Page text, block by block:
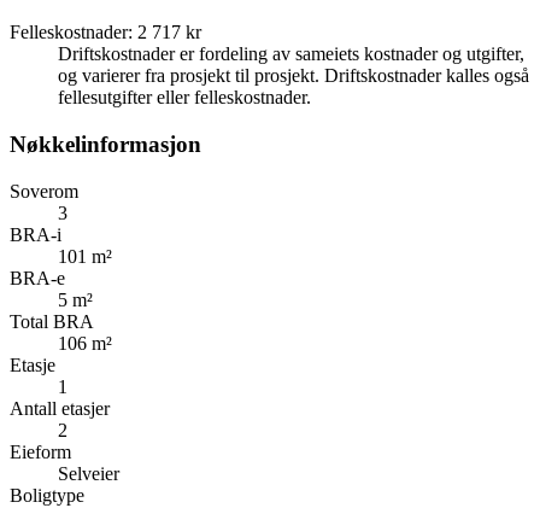
Felleskostnader: 2 717 kr
Driftskostnader er fordeling av sameiets kostnader og utgifter,
og varierer fra prosjekt til prosjekt. Driftskostnader kalles også
fellesutgifter eller felleskostnader.
Nøkkelinformasjon
Soverom
3
BRA-i
101 m²
BRA-e
5 m²
Total BRA
106 m²
Etasje
1
Antall etasjer
2
Eieform
Selveier
Boligtype